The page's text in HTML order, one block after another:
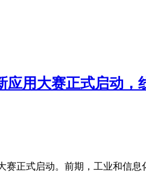
应用大赛正式启动，
赛正式启动。前期，工业和信